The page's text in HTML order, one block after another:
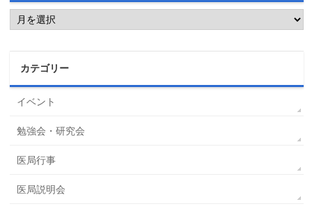
ア
ー
カ
カテゴリー
イベント
勉強会・研究会
医局行事
医局説明会